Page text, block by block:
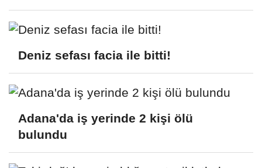
Deniz sefası facia ile bitti!
Adana'da iş yerinde 2 kişi ölü
bulundu